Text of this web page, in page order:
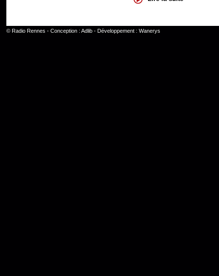
© Radio Rennes - Conception : Adlib- Développement : Wanerys